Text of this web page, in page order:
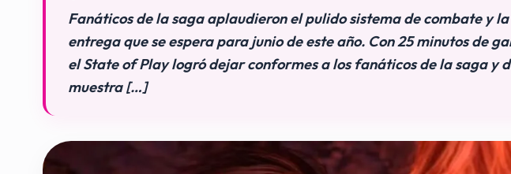
Fanáticos de la saga aplaudieron el pulido sistema de combate y
entrega que se espera para junio de este año. Con 25 minutos de
el State of Play logró dejar conformes a los fanáticos de la saga y
muestra […]